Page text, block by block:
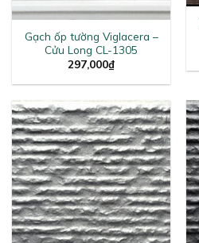
Gạch ốp tường Viglacera –
Cửu Long CL-1305
297,000₫